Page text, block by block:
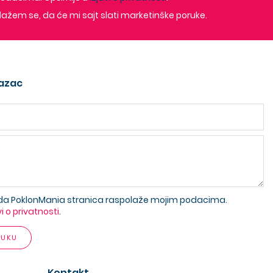
se, da će mi sajt slati marketinške poruke.
PoklonMania stranica raspolaže mojim podacima.
o privatnosti.